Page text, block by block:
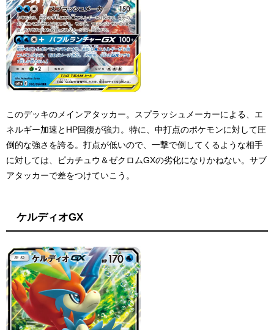
このデッキのメインアタッカー。スプラッシュメーカーによる、エ
ネルギー加速とHP回復が強力。特に、中打点のポケモンに対して圧
倒的な強さを誇る。打点が低いので、一撃で倒してくるような相手
に対しては、ピカチュウ＆ゼクロムGXの劣化になりかねない。サブ
アタッカーで差をつけていこう。
ケルディオGX